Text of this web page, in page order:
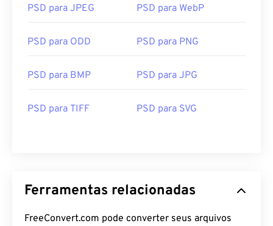
PSD para JPEG PSD para WebP
PSD para ODD PSD para PNG
PSD para BMP PSD para JPG
PSD para TIFF PSD para SVG
Ferramentas relacionadas
FreeConvert.com pode converter seus arquivos